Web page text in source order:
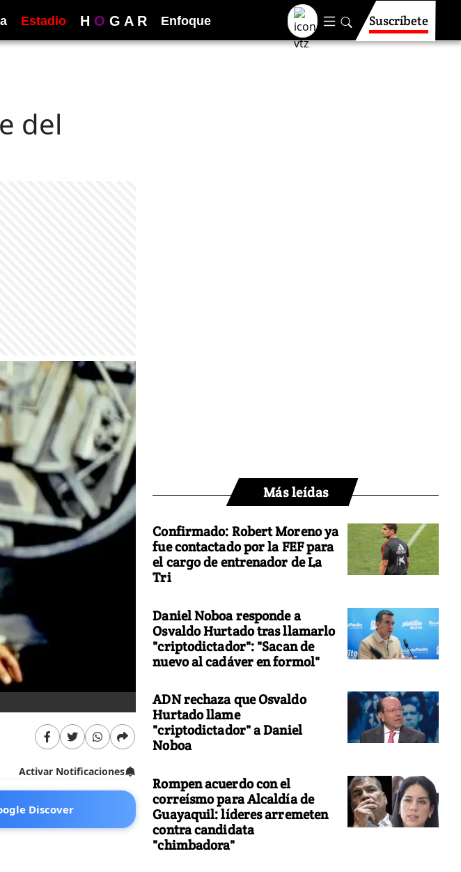
Estadio H O G A R Enfoque Suscríbete
del
Activar Notificaciones
Discover
Más leídas
Confirmado: Robert Moreno ya
fue contactado por la FEF para
el cargo de entrenador de La
Tri
Daniel Noboa responde a
Osvaldo Hurtado tras llamarlo
"criptodictador": "Sacan de
nuevo al cadáver en formol"
ADN rechaza que Osvaldo
Hurtado llame
"criptodictador" a Daniel
Noboa
Rompen acuerdo con el
correísmo para Alcaldía de
Guayaquil: líderes arremeten
contra candidata
"chimbadora"